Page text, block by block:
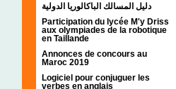
دليل المسالك الباكالوريا الدولية
Participation du lycée M'y Driss
aux olympiades de la robotique
en Taillande
Annonces de concours au
Maroc 2019
Logiciel pour conjuguer les
verbes en anglais